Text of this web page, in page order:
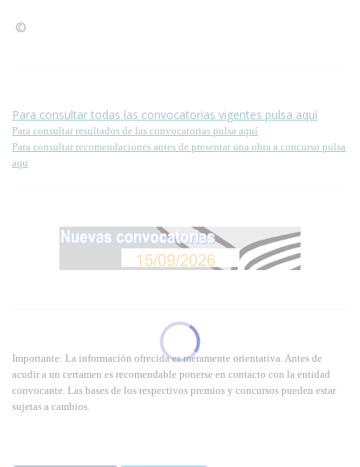
©
Para consultar todas las convocatorias vigentes pulsa aquí
Para consultar resultados de las convocatorias pulsa aquí
Para consultar recomendaciones antes de presentar una obra a concurso pulsa
aqu
Importante: La información ofrecida es meramente orientativa. Antes de
acudir a un certamen es recomendable ponerse en contacto con la entidad
convocante. Las bases de los respectivos premios y concursos pueden estar
sujetas a cambios.